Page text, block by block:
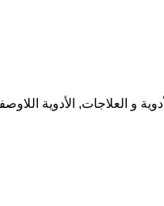
و العلاجات, الأدوية